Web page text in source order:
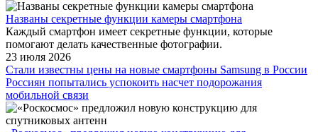
Названы секретные функции камеры смартфона
Каждый смартфон имеет секретные функции, которые
помогают делать качественные фотографии.
23 июля 2026
Стали известны цены на новые смартфоны Samsung в России
Россиян попытались успокоить насчет подорожания
мобильной связи